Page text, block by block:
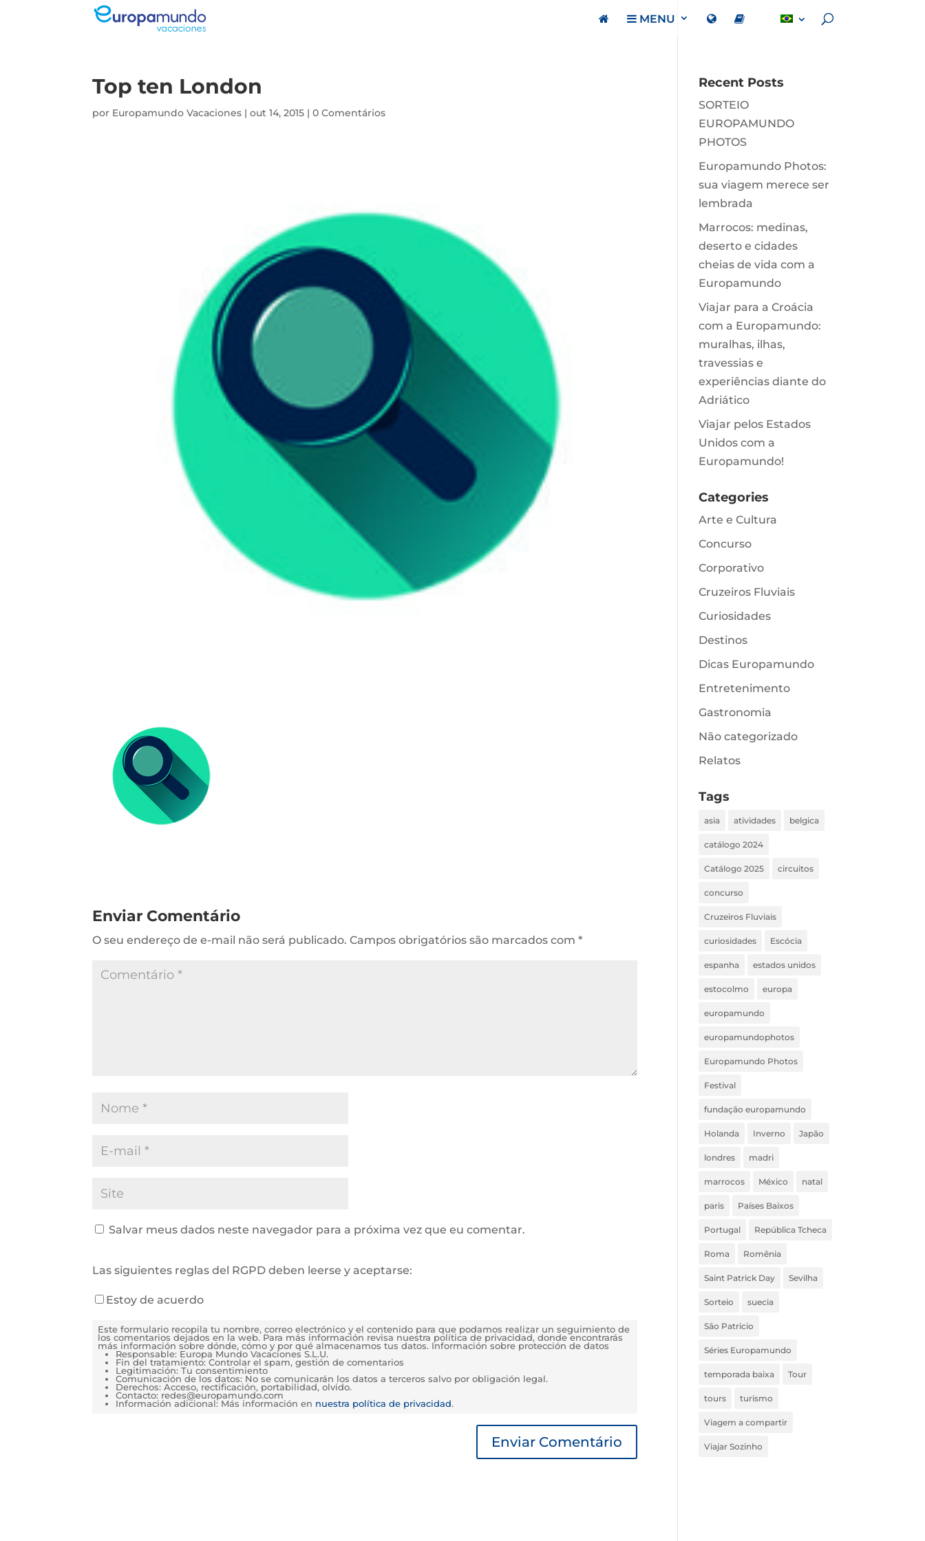
MENU
Top ten London
por Europamundo Vacaciones |out 14, 2015 |0 Comentários
Enviar Comentário
O seu endereço de e-mail não será publicado. Campos obrigatórios são marcados com*
Salvar meus dados neste navegador para a próxima vez que eu comentar.
Las siguientes reglas del RGPD deben leerse y aceptarse:
Estoy de acuerdo
Este formulario recopila tu nombre, correo electrónico y el contenido para que podamos realizar un seguimiento de
los comentarios dejados en la web. Para más información revisa nuestra política de privacidad, donde encontrarás
más información sobre dónde, cómo y por qué almacenamos tus datos. Información sobre protección de datos
Responsable: Europa Mundo Vacaciones S.L.U.
Fin del tratamiento: Controlar el spam, gestión de comentarios
Legitimación: Tu consentimiento
Comunicación de los datos: No se comunicarán los datos a terceros salvo por obligación legal.
Derechos: Acceso, rectificación, portabilidad, olvido.
Contacto: redes@europamundo.com
Información adicional: Más información en nuestra política de privacidad.
Recent Posts
SORTEIO
EUROPAMUNDO
PHOTOS
Europamundo Photos:
sua viagem merece ser
lembrada
Marrocos: medinas,
deserto e cidades
cheias de vida com a
Europamundo
Viajar para a Croácia
com a Europamundo:
muralhas, ilhas,
travessias e
experiências diante do
Adriático
Viajar pelos Estados
Unidos com a
Europamundo!
Categories
Arte e Cultura
Concurso
Corporativo
Cruzeiros Fluviais
Curiosidades
Destinos
Dicas Europamundo
Entretenimento
Gastronomia
Não categorizado
Relatos
Tags
asia atividades belgica
catálogo 2024
Catálogo 2025 circuitos
concurso
Cruzeiros Fluviais
curiosidades Escócia
espanha estados unidos
estocolmo europa
europamundo
europamundophotos
Europamundo Photos
Festival
fundação europamundo
Holanda Inverno Japão
londres madri
marrocos México natal
paris Países Baixos
Portugal República Tcheca
Roma Romênia
Saint Patrick Day Sevilha
Sorteio suecia
São Patricio
Séries Europamundo
temporada baixa Tour
tours turismo
Viagem a compartir
Viajar Sozinho